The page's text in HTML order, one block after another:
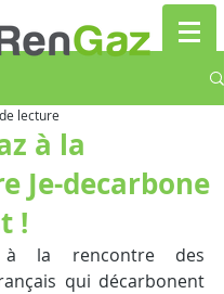
à la
Je-decarbone
!
lecture
la rencontre des
qui décarbonent